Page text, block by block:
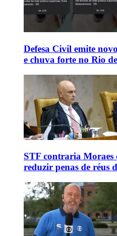
Defesa Civil emite
e chuva forte no Rio
STF contraria Moraes
reduzir penas de réus